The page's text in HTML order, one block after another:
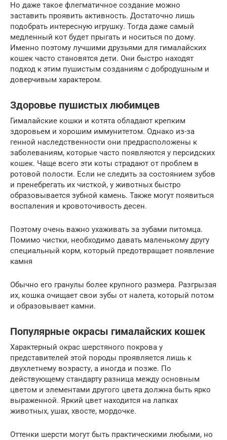
Но даже такое флегматичное создание можно
заставить проявить активность. Достаточно лишь
подобрать интересную игрушку. Тогда даже самый
медленный кот будет прыгать и носиться по дому.
Именно поэтому лучшими друзьями для гималайских
кошек часто становятся дети. Они быстро находят
подход к этим пушистым созданиям с добродушным и
доверчивым характером.
Здоровье пушистых любимцев
Гималайские кошки и котята обладают крепким
здоровьем и хорошим иммунитетом. Однако из-за
генной наследственности они предрасположены к
заболеваниям, которые часто появляются у персидских
кошек. Чаще всего эти коты страдают от проблем в
ротовой полости. Если не следить за состоянием зубов
и пренебрегать их чисткой, у животных быстро
образовывается зубной камень. Также могут появиться
воспаления и кровоточивость десен.
Поэтому очень важно ухаживать за зубами питомца.
Помимо чистки, необходимо давать маленькому другу
специальный корм, который предотвращает появление
камня
Обычно его гранулы более крупного размера. Разгрызая
их, кошка очищает свои зубы от налета, который потом
и образовывает камни.
Популярные окрасы гималайских кошек
Характерный окрас шерстяного покрова у
представителей этой породы проявляется лишь к
двухлетнему возрасту, а иногда и позже. По
действующему стандарту разница между основным
цветом и элементами другого цвета должна быть ярко
выраженной. Яркий цвет находится на лапках
животных, ушах, хвосте, мордочке.
Оттенки шерсти могут быть практическими любыми, но